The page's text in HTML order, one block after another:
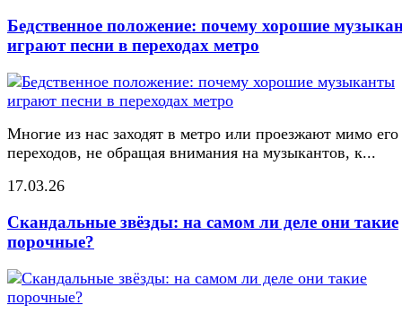
Бедственное положение: почему хорошие
играют песни в переходах метро
Многие из нас заходят в метро или проезжают мимо его
переходов, не обращая внимания на музыкантов, к...
17.03.26
Скандальные звёзды: на самом ли деле они такие
порочные?